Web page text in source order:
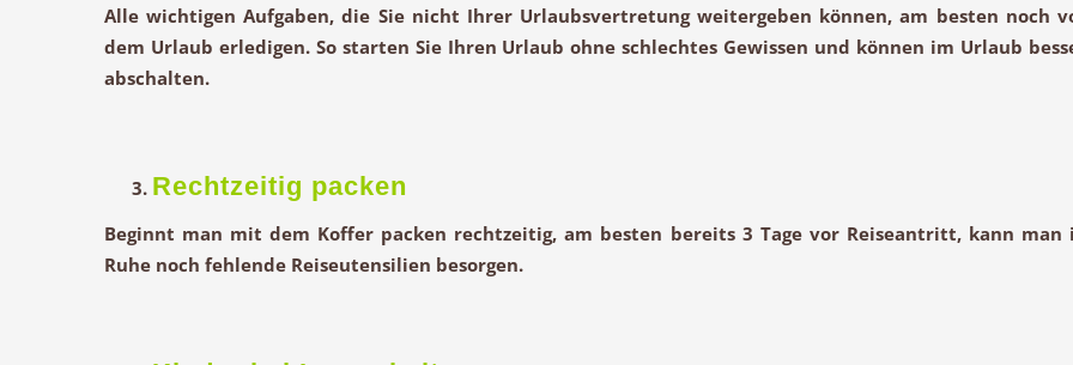
Alle wichtigen Aufgaben, die Sie nicht Ihrer Urlaubsvertretung weitergeben können, am besten noch
dem Urlaub erledigen. So starten Sie Ihren Urlaub ohne schlechtes Gewissen und können im Urlaub
abschalten.
Rechtzeitig packen
Beginnt man mit dem Koffer packen rechtzeitig, am besten bereits 3 Tage vor Reiseantritt, kann man
Ruhe noch fehlende Reiseutensilien besorgen.